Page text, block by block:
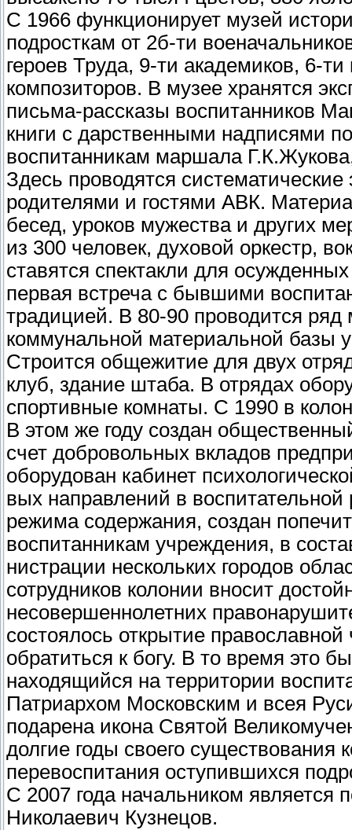
С 1966 функционирует музей
подросткам от 2б-ти
героев Труда, 9-ти aкaдемикoв, 6-
композиторов. В музее хранятся
письма-рассказы воспитанников
книги с дарственными надписями
воспитанникам маршала
Здесь проводятся
родителями и гостями АВК.
бесед, уроков мужества и других
из 300 чело­век, духовой оркестр,
ставятся спек­такли для
первая встреча с бывшими
традицией. В 80-90 проводится
коммунальной материальной базы
Строится обще­житие для двух
клуб, здание штаба. В отрядах
спортивные комнаты. С 1990 в
В этом же году создан
счет добровольных вкладов
оборудован кабинет
вых направлений в воспи­тательной
режима содержания, со­здан
воспитанникам учрежде­ния, в
нистрации нескольких го­родов
сотрудников колонии вносит
несовершеннолетних
состоялось открытие
обратиться к богу. В то время это
находящийся на территории
Патриархом Московским и всея
подарена икона Святой
долгие годы своего
перевоспитания оступившихся
С 2007 года начальником является­­­­­­­­­­­
Николаевич Кузнецов.